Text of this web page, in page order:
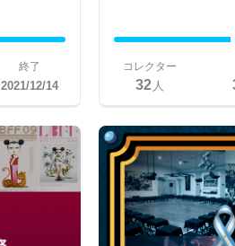
終了
2021/12/14
コレクター
32人